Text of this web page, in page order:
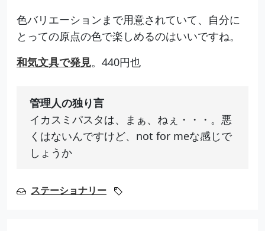
色バリエーションまで用意されていて、自分に
とっての原点の色で楽しめるのはいいですね。
和気文具で発見。440円也
管理人の独り言
イカスミパスタは、まぁ、ねぇ・・・。悪
くはないんですけど、not for meな感じで
しょうか
ステーショナリー